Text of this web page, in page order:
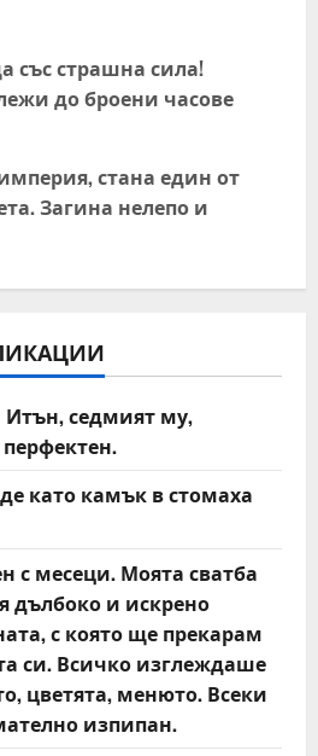
със страшна сила!
до броени часове
стана един от
Загина нелепо и
седмият му,
като камък в стомаха
с месеци. Моята сватба
дълбоко и искрено
с която ще прекарам
си. Всичко изглеждаше
цветята, менюто. Всеки
изпипан.